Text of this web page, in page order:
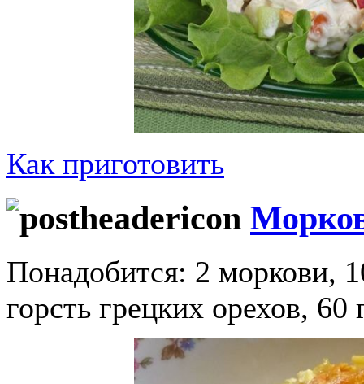
Как приготовить
Понадобится: 2 моркови,
горсть грецких орехов, 60